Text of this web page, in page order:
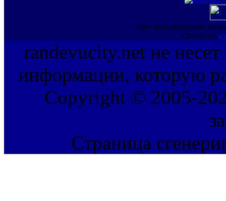
При использовании
ссылка на
randevucity.net не несет
информации, которую
Copyright © 2005-
Страница